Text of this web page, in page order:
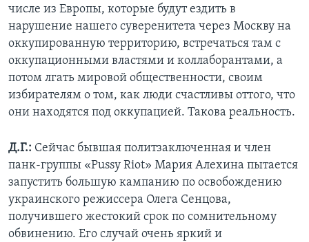
числе из Европы, которые будут ездить в
нарушение нашего суверенитета через Москву на
оккупированную территорию, встречаться там с
оккупационными властями и коллаборантами, а
потом лгать мировой общественности, своим
избирателям о том, как люди счастливы оттого, что
они находятся под оккупацией. Такова реальность.
Д.Г.: Сейчас бывшая политзаключенная и член
панк-группы «Pussy Riot» Мария Алехина пытается
запустить большую кампанию по освобождению
украинского режиссера Олега Сенцова,
получившего жестокий срок по сомнительному
обвинению. Его случай очень яркий и